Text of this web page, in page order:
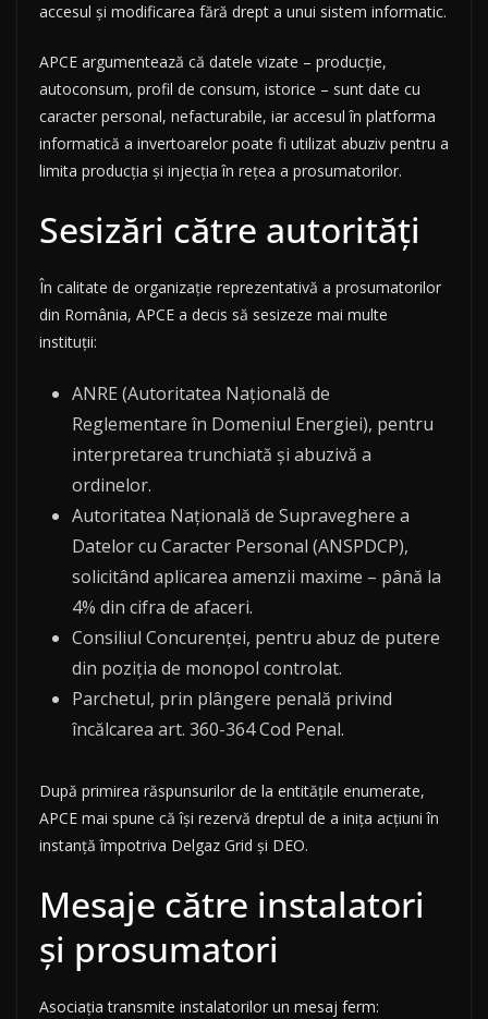
accesul și modificarea fără drept a unui sistem informatic.
APCE argumentează că datele vizate – producție,
autoconsum, profil de consum, istorice – sunt date cu
caracter personal, nefacturabile, iar accesul în platforma
informatică a invertoarelor poate fi utilizat abuziv pentru a
limita producția și injecția în rețea a prosumatorilor.
Sesizări către autorități
În calitate de organizație reprezentativă a prosumatorilor
din România, APCE a decis să sesizeze mai multe
instituții:
ANRE (Autoritatea Națională de
Reglementare în Domeniul Energiei), pentru
interpretarea trunchiată și abuzivă a
ordinelor.
Autoritatea Națională de Supraveghere a
Datelor cu Caracter Personal (ANSPDCP),
solicitând aplicarea amenzii maxime – până la
4% din cifra de afaceri.
Consiliul Concurenței, pentru abuz de putere
din poziția de monopol controlat.
Parchetul, prin plângere penală privind
încălcarea art. 360-364 Cod Penal.
După primirea răspunsurilor de la entitățile enumerate,
APCE mai spune că își rezervă dreptul de a inița acțiuni în
instanță împotriva Delgaz Grid și DEO.
Mesaje către instalatori
și prosumatori
Asociația transmite instalatorilor un mesaj ferm: